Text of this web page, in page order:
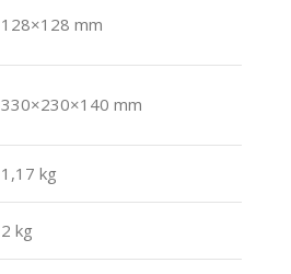
128×128 mm
330×230×140 mm
1,17 kg
2 kg